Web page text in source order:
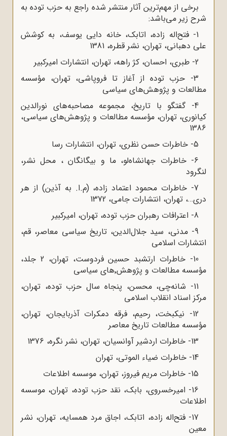
برخی از مهم‌ترین آثار منتشر شده راجع به حزب توده به
شرح زیر می‌باشد:
1- فتح‌اله زاده، اتابک، خانه دایی یوسف، به کوشش
علی دهبانی، تهران، نشر قطره، 1381
2- طبری، احسان، کژ راهه، تهران، انتشارات امیرکبیر
3- حزب توده از آغاز تا فروپاشی، تهران، مؤسسه
مطالعات و پژوهش‌های سیاسی
4- گفتگو با تاریخ، مجموعه مصاحبه‌های نورالدین
کیانوری، تهران، مؤسسه مطالعات و پژوهش‌های سیاسی،
1386
5- خاطرات حسن نظری، تهران، انتشارات رسا
6- خاطرات جهانشاه‌لو، ما و بیگانگان ، محل نشر،
لنگرود
7- خاطرات محمود اعتماد زاده، (م.ا. به آذین) از هر
دری…، تهران، انتشارات جامی، 1372
8- اعترافات رهبران حزب توده، تهران، امیرکبیر
9- مدنی، سید جلال‌الدین، تاریخ سیاسی معاصر، قم،
انتشارات اسلامی
10- خاطرات ارتشبد حسین فردوست، تهران، 2 جلد،
مؤسسه مطالعات و پژوهش٬های سیاسی
11- شانه‌چی، محسن، پنجاه سال حزب توده، تهران،
مرکز اسناد انقلاب اسلامی
12- نیکبخت، رحیم، فرقه دمکرات آذربایجان، تهران،
مؤسسه مطالعات تاریخ معاصر
13- خاطرات اردشیر آوانسیان، تهران، نشر نگره، 1376
14- خاطرات ضیاء الموتی، تهران
15- خاطرات مریم فیروز، تهران، موسسه اطلاعات
16- امیرخسروی، بابک، نقد حزب توده، تهران، موسسه
اطلاعات
17- فتح‌اله زاده، اتابک، اجاق مرد همسایه، تهران، نشر
معین